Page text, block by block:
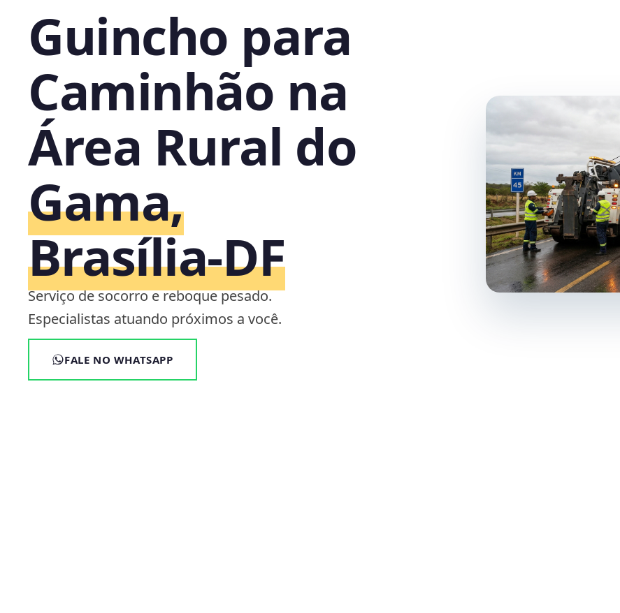
Guincho para
Caminhão na
Área Rural do
Gama,
Brasília‑DF
Serviço de socorro e reboque pesado.
Especialistas atuando próximos a você.
FALE NO WHATSAPP